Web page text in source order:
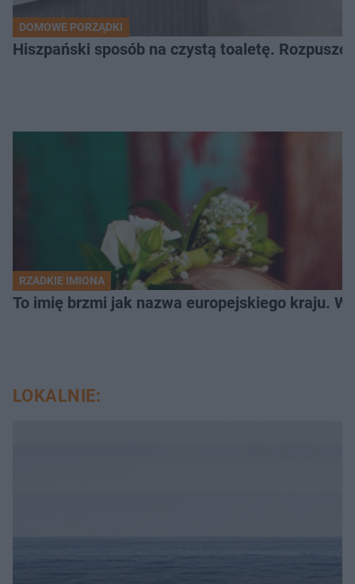
DOMOWE PORZĄDKI
Hiszpański sposób na czystą toaletę.
RZADKIE IMIONA
To imię brzmi jak nazwa europejskiego kraju.
LOKALNIE: